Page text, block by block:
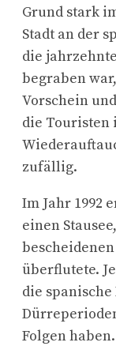
Grund stark
Stadt an der
die
begraben
Vorschein
die Touristen
zufällig.
Im Jahr 1992
einen
überflutete.
die
Folgen